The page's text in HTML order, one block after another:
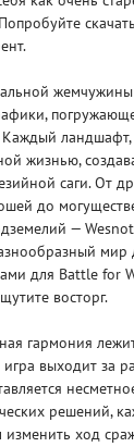
жизнью,
саги. От
до
—
мир
для Battle for
восторг.
гармония
выходит за
решений,
изменить ход